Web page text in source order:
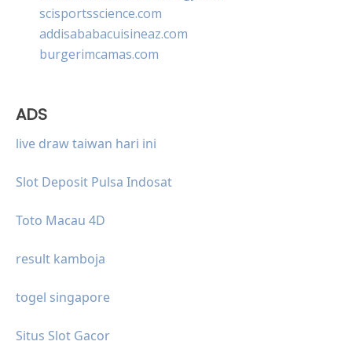
scisportsscience.com
addisababacuisineaz.com
burgerimcamas.com
ADS
live draw taiwan hari ini
Slot Deposit Pulsa Indosat
Toto Macau 4D
result kamboja
togel singapore
Situs Slot Gacor